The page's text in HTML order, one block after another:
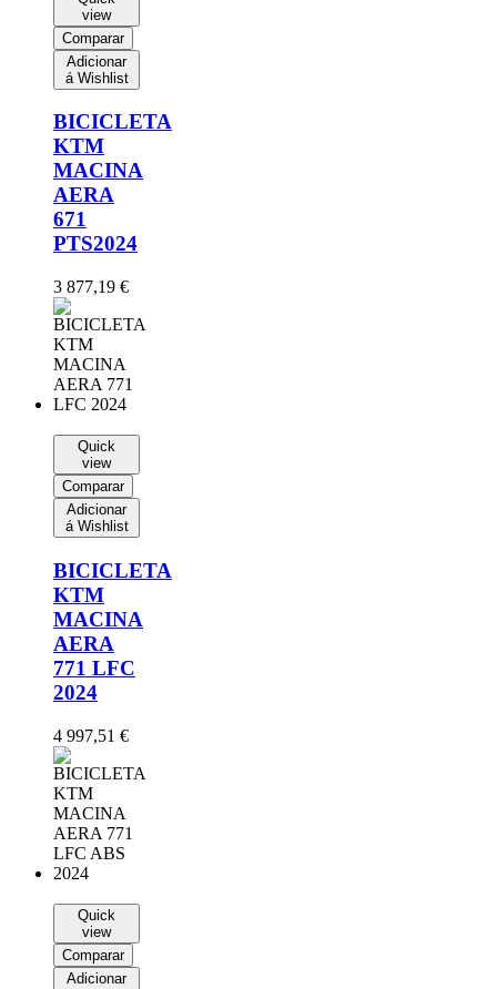
view
Comparar
Adicionar
á Wishlist
BICICLETA
KTM
MACINA
AERA
671
PTS2024
3 877,19 €
Quick
view
Comparar
Adicionar
á Wishlist
BICICLETA
KTM
MACINA
AERA
771 LFC
2024
4 997,51 €
Quick
view
Comparar
Adicionar